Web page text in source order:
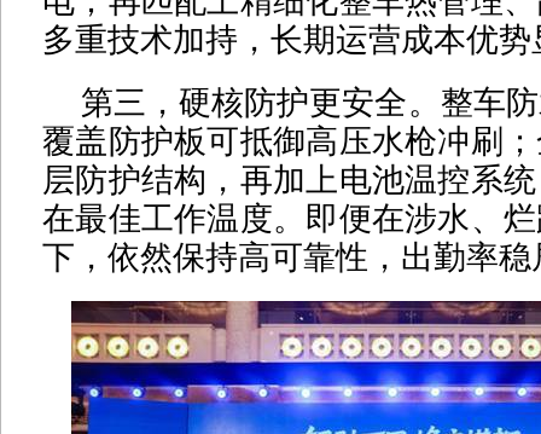
多重技术加持，长期运营成本优势
第三，硬核防护更安全。整车
覆盖防护板可抵御高压水枪冲刷
层防护结构，再加上电池温控系
在最佳工作温度。即便在涉水、
下，依然保持高可靠性，出勤率